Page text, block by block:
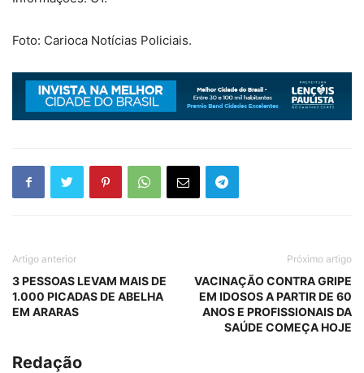
Foto: Carioca Notícias Policiais.
Artigo anterior
3 PESSOAS LEVAM MAIS DE
1.000 PICADAS DE ABELHA
EM ARARAS
Próximo artigo
VACINAÇÃO CONTRA GRIPE
EM IDOSOS A PARTIR DE 60
ANOS E PROFISSIONAIS DA
SAÚDE COMEÇA HOJE
Redação